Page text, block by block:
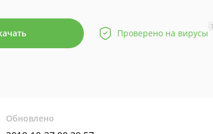
Проверено на вирусы
?
Обновлено